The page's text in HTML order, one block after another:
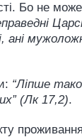
Бо не може
“Ліпше
(Лк 17,2).